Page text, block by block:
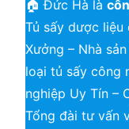
🏠 Đức Hà là
Tủ sấy dược
Xưởng – Nhà
loại tủ sấy công
nghiệp Uy Tín –
Tổng đài tư vấn